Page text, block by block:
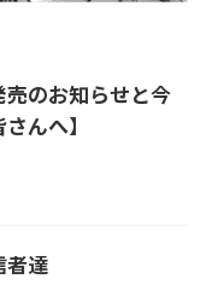
売のお知らせと今
んへ】
達